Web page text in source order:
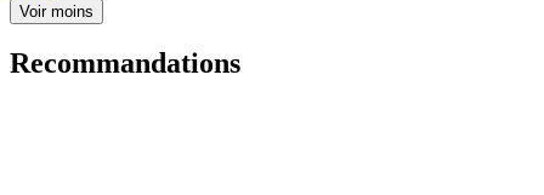
Voir moins
Recommandations